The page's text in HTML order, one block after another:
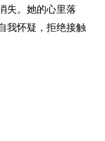
失。她的心里落
我怀疑，拒绝接触